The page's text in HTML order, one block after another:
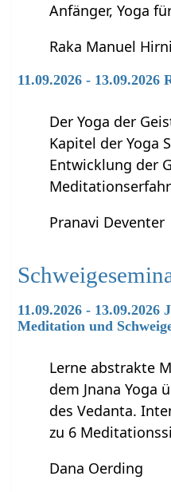
Anfänger, Yoga
Raka Manuel
11.09.2026 - 13.09.2026
Der Yoga der
Kapitel der Yoga
Entwicklung der
Pranavi Deventer
11.09.2026 - 13.09.2026
Meditation und
Lerne abstrakte
dem Jnana Yoga
des Vedanta.
zu 6
Dana Oerding